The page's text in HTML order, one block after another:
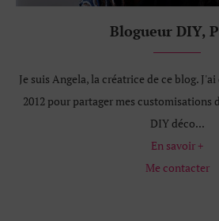
Blogueur DIY,
Je suis Angela, la créatrice de ce blog.
2012 pour partager mes customisations
DIY déco...
En savoir +
Me contacter